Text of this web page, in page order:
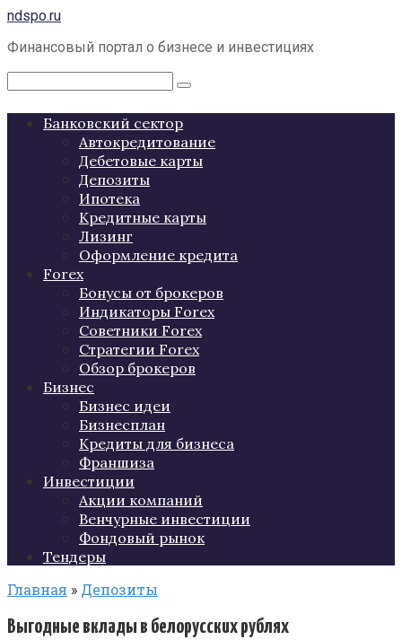
Перейти
контенту
ndspo.ru
Финансовый портал о бизнесе и инвестициях
Поиск:
Банковский сектор
Автокредитование
Дебетовые карты
Депозиты
Ипотека
Кредитные карты
Лизинг
Оформление кредита
Forex
Бонусы от брокеров
Индикаторы Forex
Советники Forex
Стратегии Forex
Обзор брокеров
Бизнес
Бизнес идеи
Бизнесплан
Кредиты для бизнеса
Франшиза
Инвестиции
Акции компаний
Венчурные инвестиции
Фондовый рынок
Тендеры
Главная » Депозиты
Выгодные вклады в белорусских рублях